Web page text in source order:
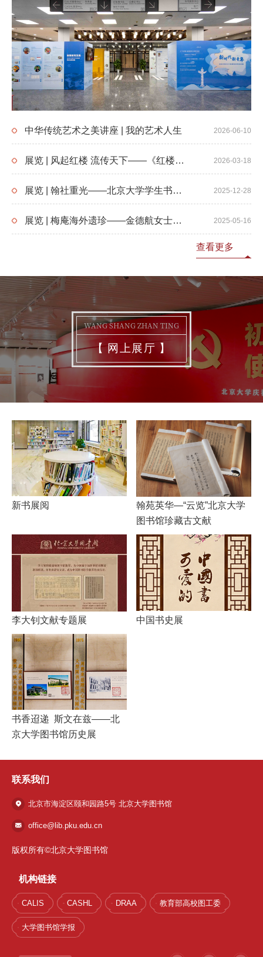
2026-06-10
中华传统艺术之美讲座 | 我的艺术人生
2026-03-18
展览 | 风起红楼 流传天下——《红楼梦》版本展
2025-12-28
展览 | 翰社重光——北京大学学生书画协会复社45周年展
2025-05-16
展览 | 梅庵海外遗珍——金德航女士古琴文献展
查看更多
WANG SHANG ZHAN TING
【 网上展厅 】
新书展阅
翰苑英华—“云览”北京大学
图书馆珍藏古文献
李大钊文献专题展 中国书史展
书香迢递 斯文在兹——北
京大学图书馆历史展
联系我们
北京市海淀区颐和园路5号 北京大学图书馆
office@lib.pku.edu.cn
版权所有©北京大学图书馆
机构链接
CALIS CASHL DRAA 教育部高校图工委
大学图书馆学报